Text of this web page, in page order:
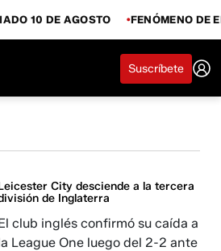
10 DE AGOSTO FENÓMENO DE
Suscríbete
City desciende a la tercera
de Inglaterra
club inglés confirmó su caída a
League One luego del 2-2 ante